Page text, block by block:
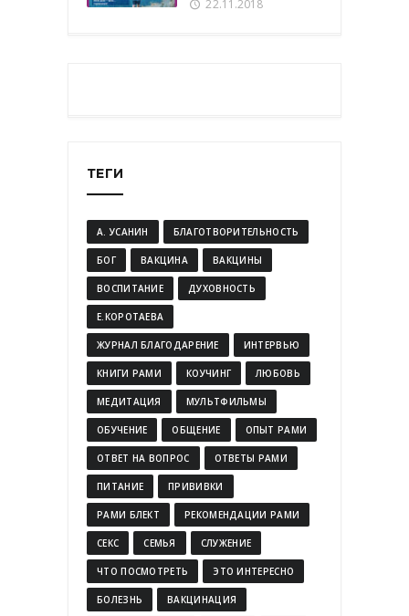
22.11.2018
ТЕГИ
А. УСАНИН БЛАГОТВОРИТЕЛЬНОСТЬ
БОГ ВАКЦИНА ВАКЦИНЫ
ВОСПИТАНИЕ ДУХОВНОСТЬ
Е.КОРОТАЕВА
ЖУРНАЛ БЛАГОДАРЕНИЕ ИНТЕРВЬЮ
КНИГИ РАМИ КОУЧИНГ ЛЮБОВЬ
МЕДИТАЦИЯ МУЛЬТФИЛЬМЫ
ОБУЧЕНИЕ ОБЩЕНИЕ ОПЫТ РАМИ
ОТВЕТ НА ВОПРОС ОТВЕТЫ РАМИ
ПИТАНИЕ ПРИВИВКИ
РАМИ БЛЕКТ РЕКОМЕНДАЦИИ РАМИ
СЕКС СЕМЬЯ СЛУЖЕНИЕ
ЧТО ПОСМОТРЕТЬ ЭТО ИНТЕРЕСНО
БОЛЕЗНЬ ВАКЦИНАЦИЯ